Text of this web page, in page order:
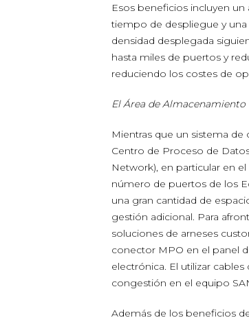
Esos beneficios incluyen
tiempo de despliegue y
densidad desplegada
hasta miles de puertos y
reduciendo los costes de
El Área de Almacenamiento
Mientras que un sistema
Centro de Proceso de
Network), en particular en
número de puertos de los
una gran cantidad de
gestión adicional. Para
soluciones de arneses
conector MPO en el panel
electrónica. El utilizar
congestión en el equipo
Además de los beneficios